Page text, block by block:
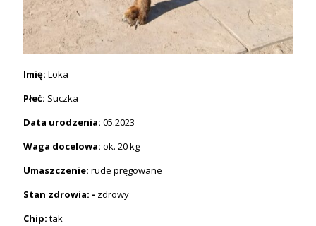
Imię: Loka
Płeć: Suczka
Data urodzenia: 05.2023
Waga docelowa: ok. 20 kg
Umaszczenie: rude pręgowane
Stan zdrowia: - zdrowy
Chip: tak